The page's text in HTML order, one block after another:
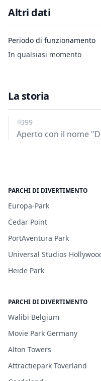
Altri dati
Periodo di funzionamento
In qualsiasi momento
La storia
1999
Aperto con il nome
PARCHI DI DIVERTIMENTO
Europa-Park
Cedar Point
PortAventura Park
Universal Studios
Heide Park
PARCHI DI DIVERTIMENTO
Walibi Belgium
Movie Park Germany
Alton Towers
Attractiepark Toverland